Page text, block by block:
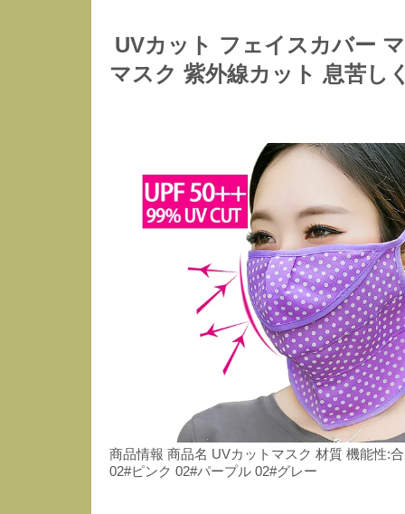
UVカット フェイスカバー
マスク 紫外線カット 息苦し
商品情報 商品名 UVカットマスク 材質 機能性:
02#ピンク 02#パープル 02#グレー